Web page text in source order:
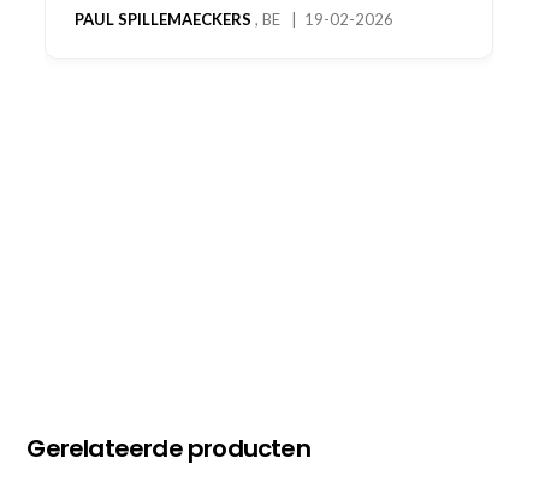
bestelling al ontvangen met gifts, waardoor je
Gerelateerde producten